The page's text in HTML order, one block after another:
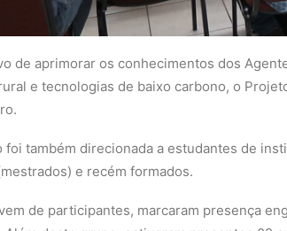
de aprimorar os conhecimentos dos
e tecnologias de baixo carbono, o
foi também direcionada a estudantes de
e recém formados.
de participantes, marcaram presença